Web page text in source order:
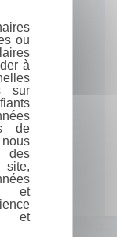
ou
à
sur
de
des
site,
et
et